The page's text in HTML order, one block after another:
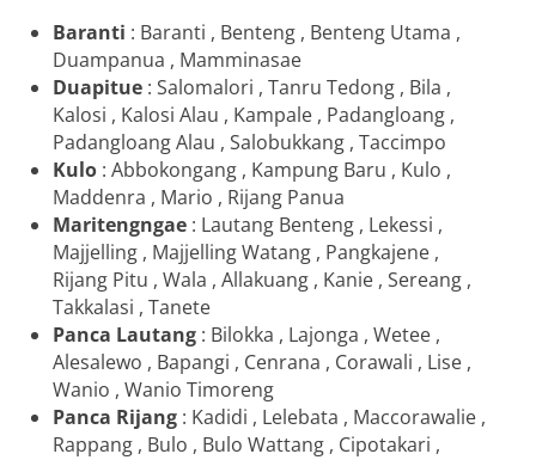
Baranti : Baranti , Benteng , Benteng Utama ,
Duampanua , Mamminasae
Duapitue : Salomalori , Tanru Tedong , Bila ,
Kalosi , Kalosi Alau , Kampale , Padangloang ,
Padangloang Alau , Salobukkang , Taccimpo
Kulo : Abbokongang , Kampung Baru , Kulo ,
Maddenra , Mario , Rijang Panua
Maritengngae : Lautang Benteng , Lekessi ,
Majjelling , Majjelling Watang , Pangkajene ,
Rijang Pitu , Wala , Allakuang , Kanie , Sereang ,
Takkalasi , Tanete
Panca Lautang : Bilokka , Lajonga , Wetee ,
Alesalewo , Bapangi , Cenrana , Corawali , Lise ,
Wanio , Wanio Timoreng
Panca Rijang : Kadidi , Lelebata , Maccorawalie ,
Rappang , Bulo , Bulo Wattang , Cipotakari ,